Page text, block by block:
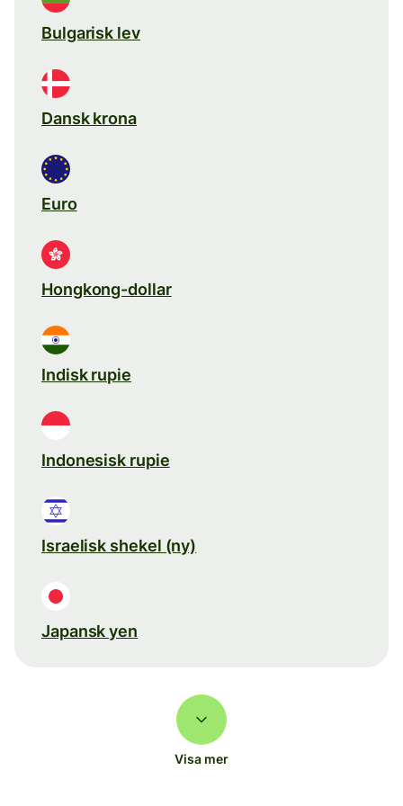
Bulgarisk lev
Dansk krona
Euro
Hongkong-dollar
Indisk rupie
Indonesisk rupie
Israelisk shekel (ny)
Japansk yen
Visa mer